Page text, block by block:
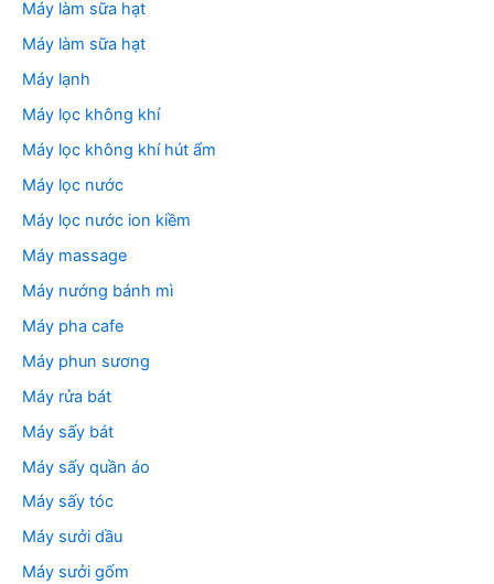
Máy làm sữa hạt
Máy làm sữa hạt
Máy lạnh
Máy lọc không khí
Máy lọc không khí hút ẩm
Máy lọc nước
Máy lọc nước ion kiềm
Máy massage
Máy nướng bánh mì
Máy pha cafe
Máy phun sương
Máy rửa bát
Máy sấy bát
Máy sấy quần áo
Máy sấy tóc
Máy sưởi dầu
Máy sưởi gốm